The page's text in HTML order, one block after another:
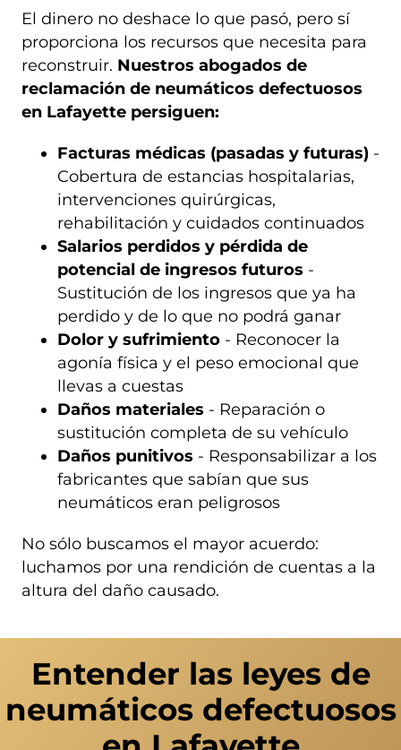
El dinero no deshace lo que pasó, pero sí
proporciona los recursos que necesita para
reconstruir. Nuestros abogados de
reclamación de neumáticos defectuosos
en Lafayette persiguen:
Facturas médicas (pasadas y futuras) -
Cobertura de estancias hospitalarias,
intervenciones quirúrgicas,
rehabilitación y cuidados continuados
Salarios perdidos y pérdida de
potencial de ingresos futuros -
Sustitución de los ingresos que ya ha
perdido y de lo que no podrá ganar
Dolor y sufrimiento - Reconocer la
agonía física y el peso emocional que
llevas a cuestas
Daños materiales - Reparación o
sustitución completa de su vehículo
Daños punitivos - Responsabilizar a los
fabricantes que sabían que sus
neumáticos eran peligrosos
No sólo buscamos el mayor acuerdo:
luchamos por una rendición de cuentas a la
altura del daño causado.
Entender las leyes de
neumáticos defectuosos